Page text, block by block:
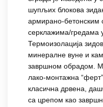
шупљих блокова
армирано-бетонским
серклажима/гредама
Термоизолација
минералне вуне и
завршном обрадом.
лако-монтажна
класична дрвена,
са црепом као